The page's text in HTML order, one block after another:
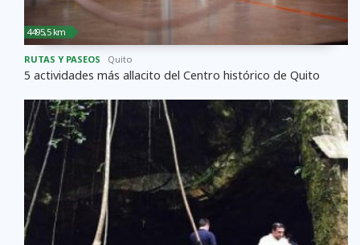
4495,5 km
RUTAS Y PASEOS Quito
5 actividades más allacito del Centro histórico de Quito